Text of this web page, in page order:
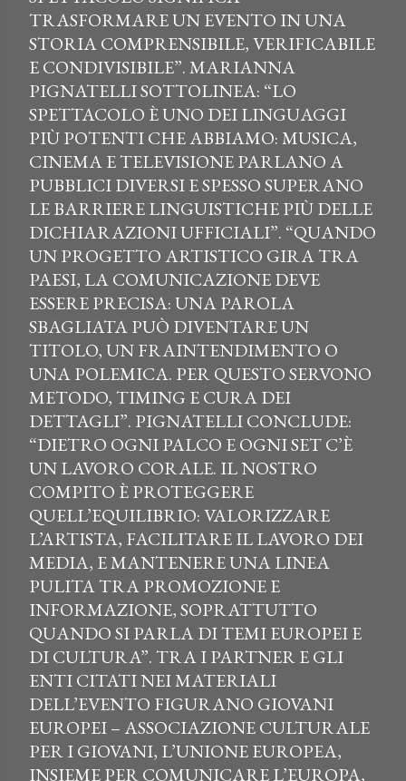
TRASFORMARE UN EVENTO IN UNA
STORIA COMPRENSIBILE, VERIFICABILE
E CONDIVISIBILE”. MARIANNA
PIGNATELLI SOTTOLINEA: “LO
SPETTACOLO È UNO DEI LINGUAGGI
PIÙ POTENTI CHE ABBIAMO: MUSICA,
CINEMA E TELEVISIONE PARLANO A
PUBBLICI DIVERSI E SPESSO SUPERANO
LE BARRIERE LINGUISTICHE PIÙ DELLE
DICHIARAZIONI UFFICIALI”. “QUANDO
UN PROGETTO ARTISTICO GIRA TRA
PAESI, LA COMUNICAZIONE DEVE
ESSERE PRECISA: UNA PAROLA
SBAGLIATA PUÒ DIVENTARE UN
TITOLO, UN FRAINTENDIMENTO O
UNA POLEMICA. PER QUESTO SERVONO
METODO, TIMING E CURA DEI
DETTAGLI”. PIGNATELLI CONCLUDE:
“DIETRO OGNI PALCO E OGNI SET C’È
UN LAVORO CORALE. IL NOSTRO
COMPITO È PROTEGGERE
QUELL’EQUILIBRIO: VALORIZZARE
L’ARTISTA, FACILITARE IL LAVORO DEI
MEDIA, E MANTENERE UNA LINEA
PULITA TRA PROMOZIONE E
INFORMAZIONE, SOPRATTUTTO
QUANDO SI PARLA DI TEMI EUROPEI E
DI CULTURA”. TRA I PARTNER E GLI
ENTI CITATI NEI MATERIALI
DELL’EVENTO FIGURANO GIOVANI
EUROPEI – ASSOCIAZIONE CULTURALE
PER I GIOVANI, L’UNIONE EUROPEA,
INSIEME PER COMUNICARE L’EUROPA,